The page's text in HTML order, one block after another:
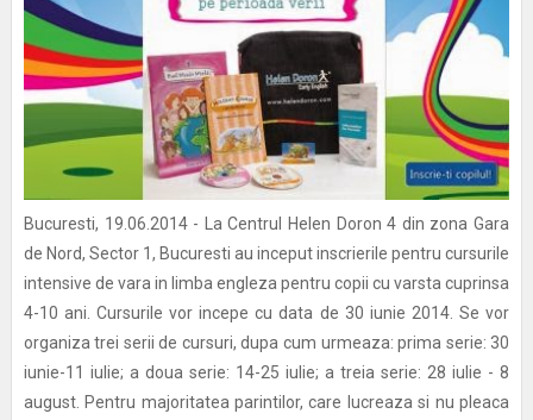
Bucuresti, 19.06.2014 - La Centrul Helen Doron 4 din zona Gara
de Nord, Sector 1, Bucuresti au inceput inscrierile pentru cursurile
intensive de vara in limba engleza pentru copii cu varsta cuprinsa
4-10 ani. Cursurile vor incepe cu data de 30 iunie 2014. Se vor
organiza trei serii de cursuri, dupa cum urmeaza: prima serie: 30
iunie-11 iulie; a doua serie: 14-25 iulie; a treia serie: 28 iulie - 8
august. Pentru majoritatea parintilor, care lucreaza si nu pleaca